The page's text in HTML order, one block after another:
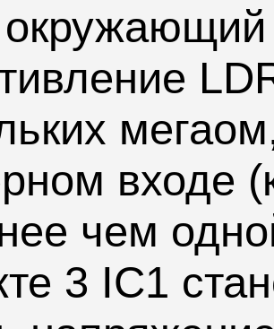
входе
чем
3 IC1